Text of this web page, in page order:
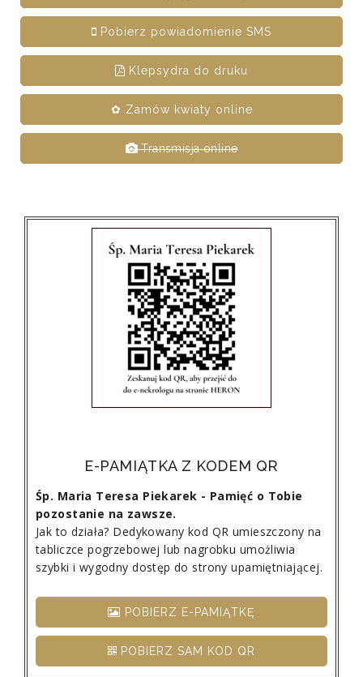
Pobierz powiadomienie SMS
Klepsydra do druku
✿ Zamów kwiaty online
Transmisja online
E-PAMIĄTKA Z KODEM QR
Śp. Maria Teresa Piekarek - Pamięć o Tobie
pozostanie na zawsze.
Jak to działa? Dedykowany kod QR umieszczony na
tabliczce pogrzebowej lub nagrobku umożliwia
szybki i wygodny dostęp do strony upamiętniającej.
POBIERZ E-PAMIĄTKĘ
POBIERZ SAM KOD QR